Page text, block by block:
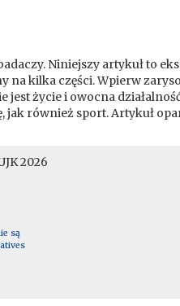
Niniejszy artykuł to
na kilka części. Wpierw
życie i owocna
również sport. Artykuł
2026
są